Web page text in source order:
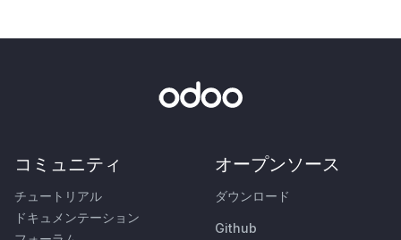
コミュニティ
チュートリアル
ドキュメンテーション
オープンソース
ダウンロード
Github